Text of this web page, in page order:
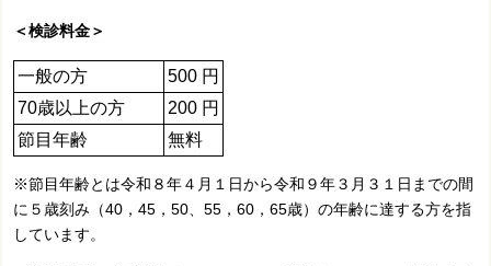
＜検診料金＞
一般の方
500 円
70歳以上の方
200 円
節目年齢
無料
※節目年齢とは令和８年４月１日から令和９年３月３１日までの間
に５歳刻み（40，45，50、55，60，65歳）の年齢に達する方を指
しています。